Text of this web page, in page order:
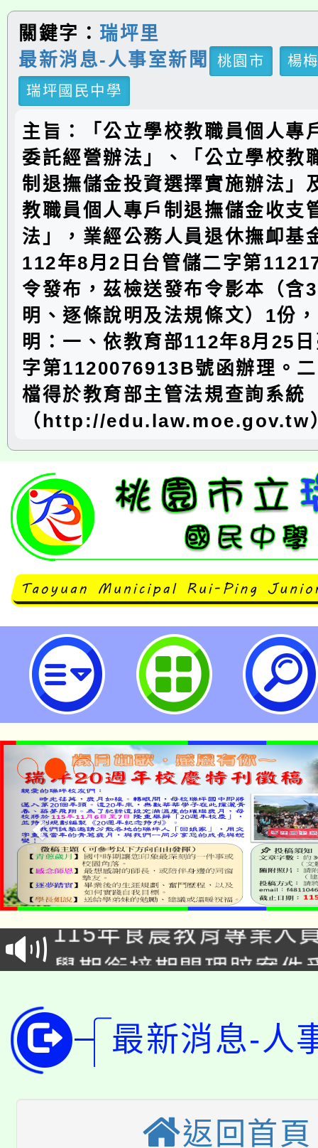
關鍵字： 瑞坪里
最新消息-人事室新聞
桃園市
楊
瑞坪國民中學
主旨：「公立學校教職員個人專
委託經營辦法」、「公立學校教
制退撫儲金投資選擇實施辦法」
教職員個人專戶制退撫儲金收支
法」，業經公務人員退休撫卹基
112年8月2日台管儲二字第
令發布，茲檢送發布令影本（含
明、逐條說明及法規條文）1份
明：一、依教育部112年8月25
字第1120076913B號函辦理。
檔得於教育部主管法規查詢系統
（http://edu.law.moe.gov.tw
「公立學校教職員個人專戶制退撫
法」、「公立學校教職員個人專戶
選擇實施辦法」及「公立學校教職
撫儲金收支管理運用辦法」，業經
卹基金管理局民國112年8月2日台
1121740218A號令發布，茲檢送
辦法總說明、逐條說明及法規條文
瑞坪國民中學
淨零綠生活教案入校路
會
115年食農教育專業人
程
學期銜接期間理賠案件
版
公告本校115學年度第
代理(課)教師甄選結果(
「2026金融保險知識
車」活動
桃園市115學年度學生
生本土語及新住民語歌
公告本校115學年度第
最新消息-人
返回首頁